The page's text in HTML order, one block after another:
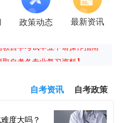
政策动态 最新资讯
湖南自考课程安排及教材目录已
取自考各专业复习资料】
自考资讯 自考政策
度大吗？